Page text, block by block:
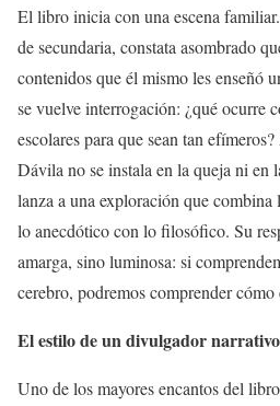
El libro inicia con una escena
de secundaria, constata asombrado
contenidos que él mismo les enseñó
se vuelve interrogación: ¿qué ocurre
escolares para que sean tan
Dávila no se instala en la queja ni en
lanza a una exploración que
lo anecdótico con lo filosófico. Su
amarga, sino luminosa: si
cerebro, podremos comprender cómo
El estilo de un divulgador narrativo
Uno de los mayores encantos del